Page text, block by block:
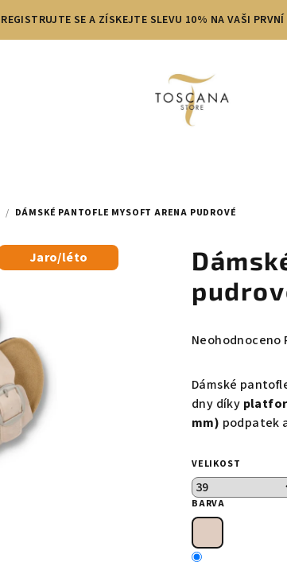
REGISTRUJTE SE A ZÍSKEJTE SLEVU 10% NA VAŠI
/ DÁMSKÉ PANTOFLE MYSOFT ARENA PUDROVÉ
Průměrné
produktu
je
0,0
hvězdiček.
Neohodnoceno
Dámské
dny díky
mm) podpatek
VELIKOST
BARVA
Jaro/léto